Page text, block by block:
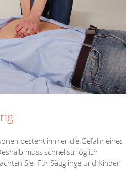
besteht immer die Gefahr eines
muss schnellstmöglich
Sie: Für Säuglinge und Kinder